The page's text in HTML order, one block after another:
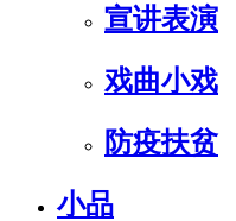
宣讲表演
戏曲小戏
防疫扶贫
小品